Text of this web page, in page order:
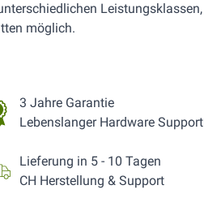
Leistungsklassen,
möglich.
3 Jahre Garantie
Lebenslanger Hardware Support
Lieferung in 5 - 10 Tagen
CH Herstellung & Support